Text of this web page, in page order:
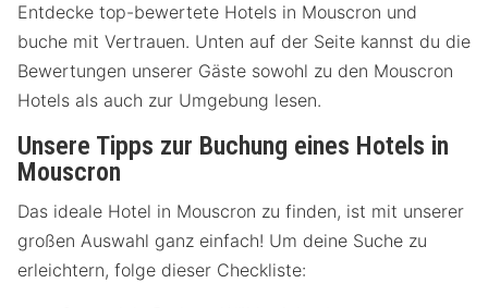
Entdecke top-bewertete Hotels in Mouscron und
buche mit Vertrauen. Unten auf der Seite kannst du die
Bewertungen unserer Gäste sowohl zu den Mouscron
Hotels als auch zur Umgebung lesen.
Unsere Tipps zur Buchung eines Hotels in
Mouscron
Das ideale Hotel in Mouscron zu finden, ist mit unserer
großen Auswahl ganz einfach! Um deine Suche zu
erleichtern, folge dieser Checkliste: